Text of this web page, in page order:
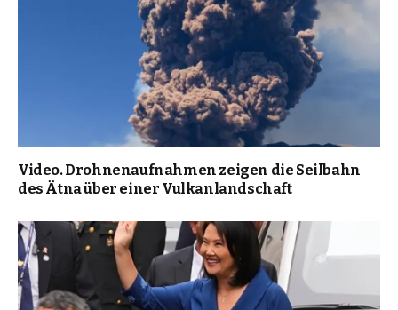
Video. Drohnenaufnahmen zeigen die Seilbahn
des Ätna über einer Vulkanlandschaft